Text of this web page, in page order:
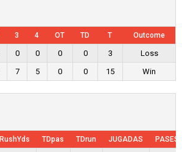
3 4 OT TD T Outcome
0 0 0 0 3
Loss
7 5 0 0 15 Win
RushYds TDpas TDrun JUGADAS PASES